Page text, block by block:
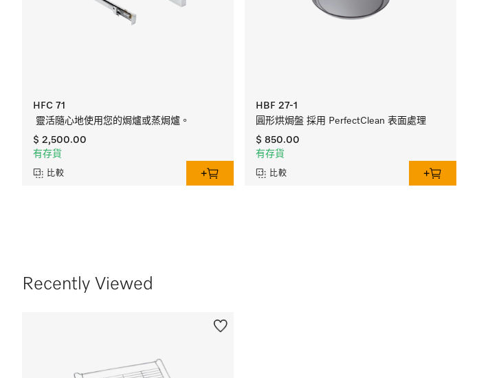
HFC 71
靈活隨心地使用您的焗爐或蒸焗爐。
$ 2,500.00
有存貨
比較
HBF 27-1
圓形烘焗盤 採用 PerfectClean 表面處理
$ 850.00
有存貨
比較
Recently Viewed